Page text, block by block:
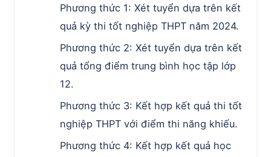
Phương thức 1: Xét tuyển dựa trên kết
quả kỳ thi tốt nghiệp THPT năm 2024.
Phương thức 2: Xét tuyển dựa trên kết
quả tổng điểm trung bình học tập lớp
12.
Phương thức 3: Kết hợp kết quả thi tốt
nghiệp THPT với điểm thi năng khiếu.
Phương thức 4: Kết hợp kết quả học